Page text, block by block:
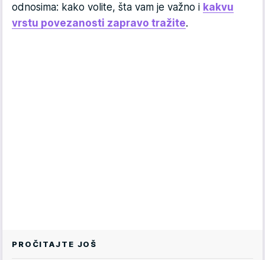
odnosima: kako volite, šta vam je važno i kakvu
vrstu povezanosti zapravo tražite.
PROČITAJTE JOŠ